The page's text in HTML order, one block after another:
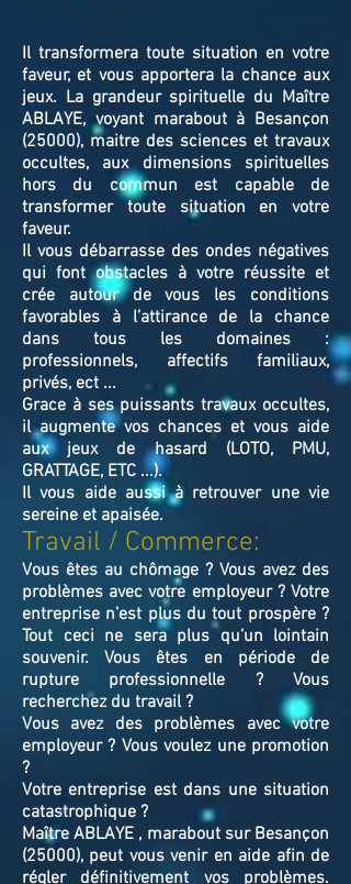
Il transformera toute situation en votre
faveur, et vous apportera la chance aux
jeux. La grandeur spirituelle du Maître
ABLAYE, voyant marabout à Besançon
(25000), maitre des sciences et travaux
occultes, aux dimensions spirituelles
hors du commun est capable de
transformer toute situation en votre
faveur.
Il vous débarrasse des ondes négatives
qui font obstacles à votre réussite et
crée autour de vous les conditions
favorables à l’attirance de la chance
dans tous les domaines :
professionnels, affectifs familiaux,
privés, ect ...
Grace à ses puissants travaux occultes,
il augmente vos chances et vous aide
aux jeux de hasard (LOTO, PMU,
GRATTAGE, ETC ...).
Il vous aide aussi à retrouver une vie
sereine et apaisée.
Travail / Commerce:
Vous êtes au chômage ? Vous avez des
problèmes avec votre employeur ? Votre
entreprise n’est plus du tout prospère ?
Tout ceci ne sera plus qu’un lointain
souvenir. Vous êtes en période de
rupture professionnelle ? Vous
recherchez du travail ?
Vous avez des problèmes avec votre
employeur ? Vous voulez une promotion
?
Votre entreprise est dans une situation
catastrophique ?
Maître ABLAYE , marabout sur Besançon
(25000), peut vous venir en aide afin de
régler définitivement vos problèmes.